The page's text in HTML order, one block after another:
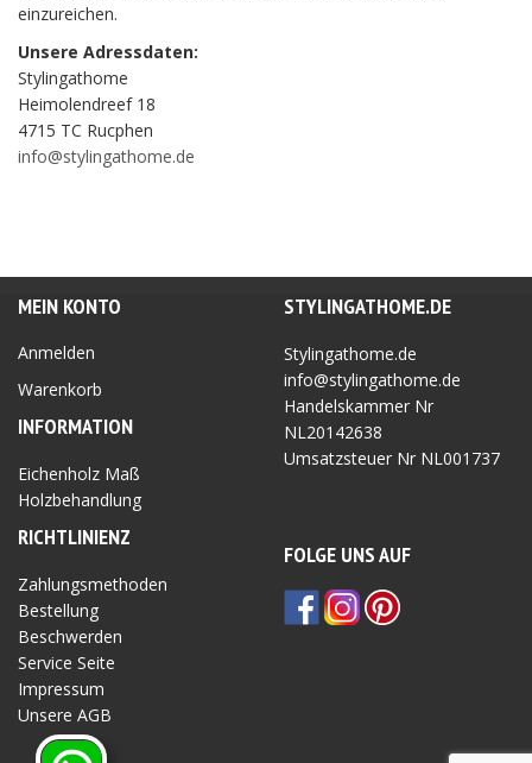
einzureichen.
Unsere Adressdaten:
Stylingathome
Heimolendreef 18
4715 TC Rucphen
info@stylingathome.de
MEIN KONTO
Anmelden
Warenkorb
INFORMATION
Eichenholz Maß
Holzbehandlung
RICHTLINIENZ
Zahlungsmethoden
Bestellung
Beschwerden
Service Seite
Impressum
Unsere AGB
Privatsphäre Seite
STYLINGATHOME.DE
Stylingathome.de
info@stylingathome.de
Handelskammer Nr
NL20142638
Umsatzsteuer Nr NL001737
FOLGE UNS AUF